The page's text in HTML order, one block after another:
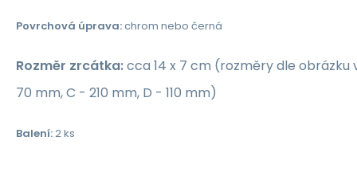
Povrchová úprava:chrom nebo černá
Rozměr zrcátka:cca 14 x 7 cm (rozměry dle obrázku
70 mm, C - 210 mm, D - 110 mm)
Balení:2 ks